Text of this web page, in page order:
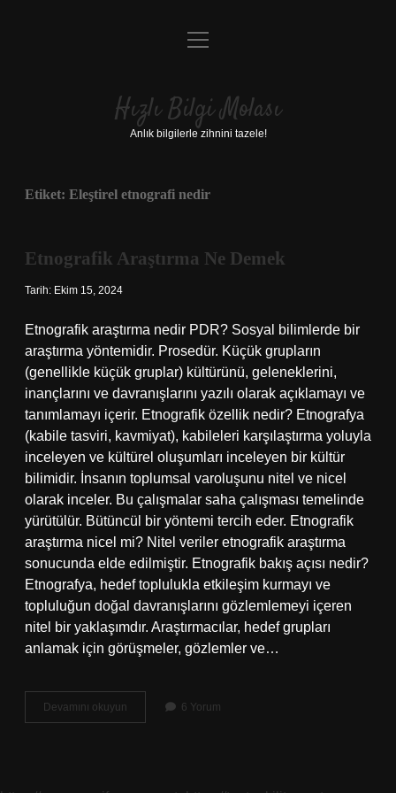
Anasayfa
Yasal Uyarı
menüyü
Hızlı Bilgi Molası
Anlık bilgilerle zihnini tazele!
Etiket: Eleştirel etnografi nedir
Etnografik Araştırma Ne Demek
Tarih: Ekim 15, 2024
Etnografik araştırma nedir PDR? Sosyal bilimlerde bir
araştırma yöntemidir. Prosedür. Küçük grupların
(genellikle küçük gruplar) kültürünü, geleneklerini,
inançlarını ve davranışlarını yazılı olarak açıklamayı ve
tanımlamayı içerir. Etnografik özellik nedir? Etnografya
(kabile tasviri, kavmiyat), kabileleri karşılaştırma yoluyla
inceleyen ve kültürel oluşumları inceleyen bir kültür
bilimidir. İnsanın toplumsal varoluşunu nitel ve nicel
olarak inceler. Bu çalışmalar saha çalışması temelinde
yürütülür. Bütüncül bir yöntemi tercih eder. Etnografik
araştırma nicel mi? Nitel veriler etnografik araştırma
sonucunda elde edilmiştir. Etnografik bakış açısı nedir?
Etnografya, hedef toplulukla etkileşim kurmayı ve
topluluğun doğal davranışlarını gözlemlemeyi içeren
nitel bir yaklaşımdır. Araştırmacılar, hedef grupları
anlamak için görüşmeler, gözlemler ve…
Devamını okuyun Etnografik
Araştırma
6 Yorum